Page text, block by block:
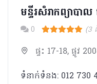
មន្ទីរសំរាកព្យាប
0 (3
ផ្ទះ 17-18, ផ្លូវ
ទំនាក់ទំនង: 012 730